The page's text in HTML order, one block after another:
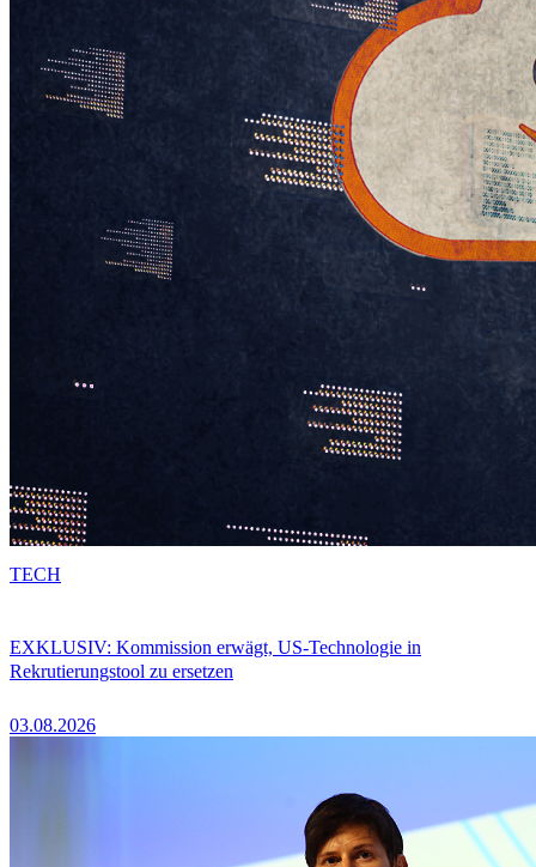
EXKLUSIV: Kommission erwägt, US-Technologie in
Rekrutierungstool zu ersetzen
03.08.2026
TECH